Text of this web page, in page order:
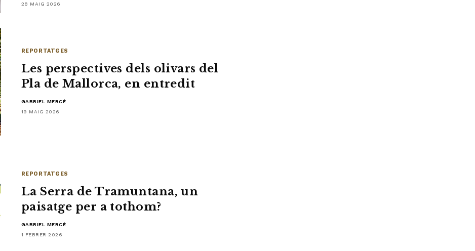
28 MAIG 2026
REPORTATGES
Les perspectives dels olivars del
Pla de Mallorca, en entredit
GABRIEL MERCÈ
19 MAIG 2026
REPORTATGES
La Serra de Tramuntana, un
paisatge per a tothom?
GABRIEL MERCÈ
1 FEBRER 2026